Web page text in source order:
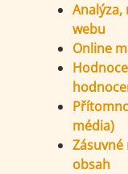
webu
Online
média)
Zásuvné
obsah